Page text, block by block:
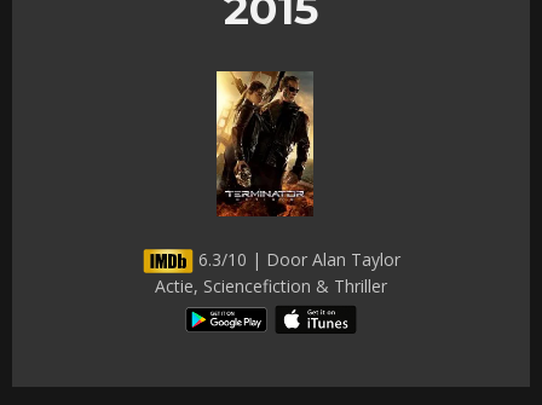
6.3/10 | Door Alan Taylor
Actie, Sciencefiction & Thriller